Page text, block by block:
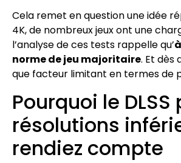
Cela remet en question une idée
4K, de nombreux jeux ont une
l’analyse de ces tests rappelle qu’
norme de jeu majoritaire. Et dès
que facteur limitant en termes de
Pourquoi le
résolutions
rendiez compte